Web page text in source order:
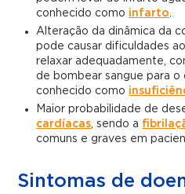
conhecido como infarto.
Alteração da dinâmica da
pode causar dificuldades
relaxar adequadamente,
de bombear sangue para o
conhecido como
Maior probabilidade de
cardíacas, sendo a
comuns e graves em
Sintomas de